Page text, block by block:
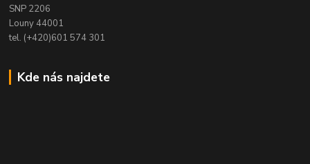
SNP 2206
Louny 44001
tel. (+420)601 574 301
Kde nás najdete